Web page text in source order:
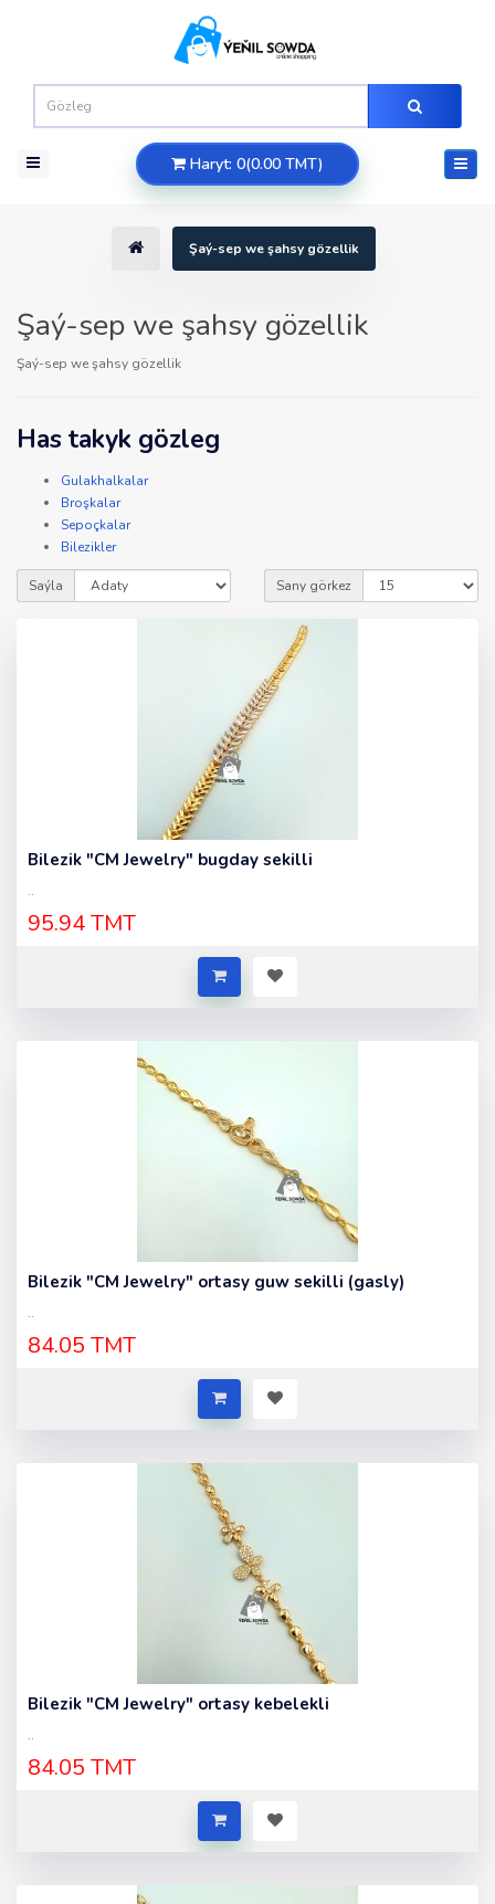
Haryt: 0(0.00 TMT)
Şaý-sep we şahsy gözellik
Şaý-sep we şahsy gözellik
Şaý-sep we şahsy gözellik
Has takyk gözleg
Gulakhalkalar
Broşkalar
Sepoçkalar
Bilezikler
Saýla Sany görkez
Bilezik "CM Jewelry" bugday sekilli
..
95.94 TMT
Bilezik "CM Jewelry" ortasy guw sekilli (gasly)
..
84.05 TMT
Bilezik "CM Jewelry" ortasy kebelekli
..
84.05 TMT